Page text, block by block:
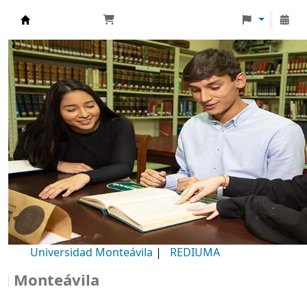
Biblioteca Universidad Monteávila
Universidad Monteávila | REDIUMA